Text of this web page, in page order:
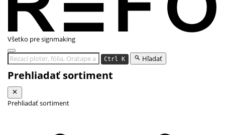
Všetko pre signmaking
Ctrl K Hľadať
Prehliadať sortiment
Prehliadať sortiment